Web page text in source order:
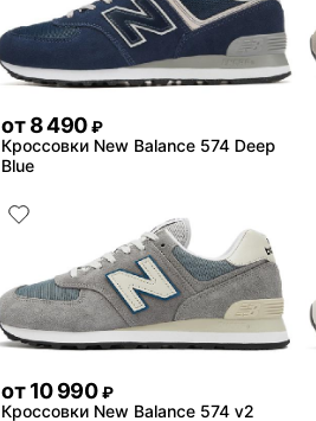
от 8 490 ₽
Кроссовки New Balance 574 Deep
Blue
от 10 990 ₽
Кроссовки New Balance 574 v2